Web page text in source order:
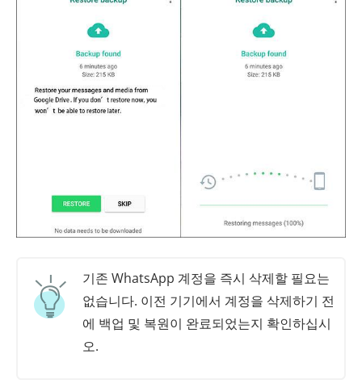
기존 WhatsApp 계정을 즉시 삭제할 필요는
없습니다. 이전 기기에서 계정을 삭제하기 전
에 백업 및 복원이 완료되었는지 확인하십시
오.